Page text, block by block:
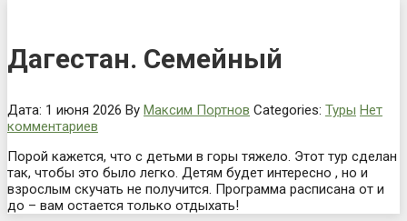
Дагестан. Семейный
Дата: 1 июня 2026 By Максим Портнов Categories: Туры Нет
комментариев
Порой кажется, что с детьми в горы тяжело. Этот тур сделан
так, чтобы это было легко. Детям будет интересно , но и
взрослым скучать не получится. Программа расписана от и
до – вам остается только отдыхать!